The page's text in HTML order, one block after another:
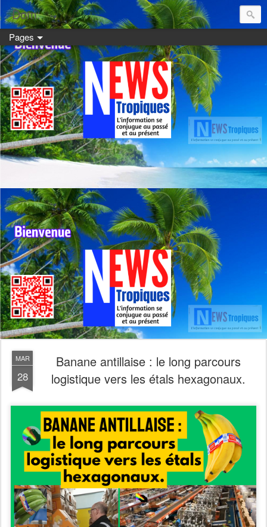
Dom:
Pages
MAR
28
Banane antillaise : le long parcours
logistique vers les étals hexagonaux.